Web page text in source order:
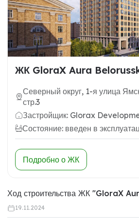
ЖК GloraX Aura
Северный округ, 1-я улица
стр.3
Застройщик: Glorax
Состояние: введен в
Подробно о ЖК
Ход строительства ЖК "GloraX
19.11.2024